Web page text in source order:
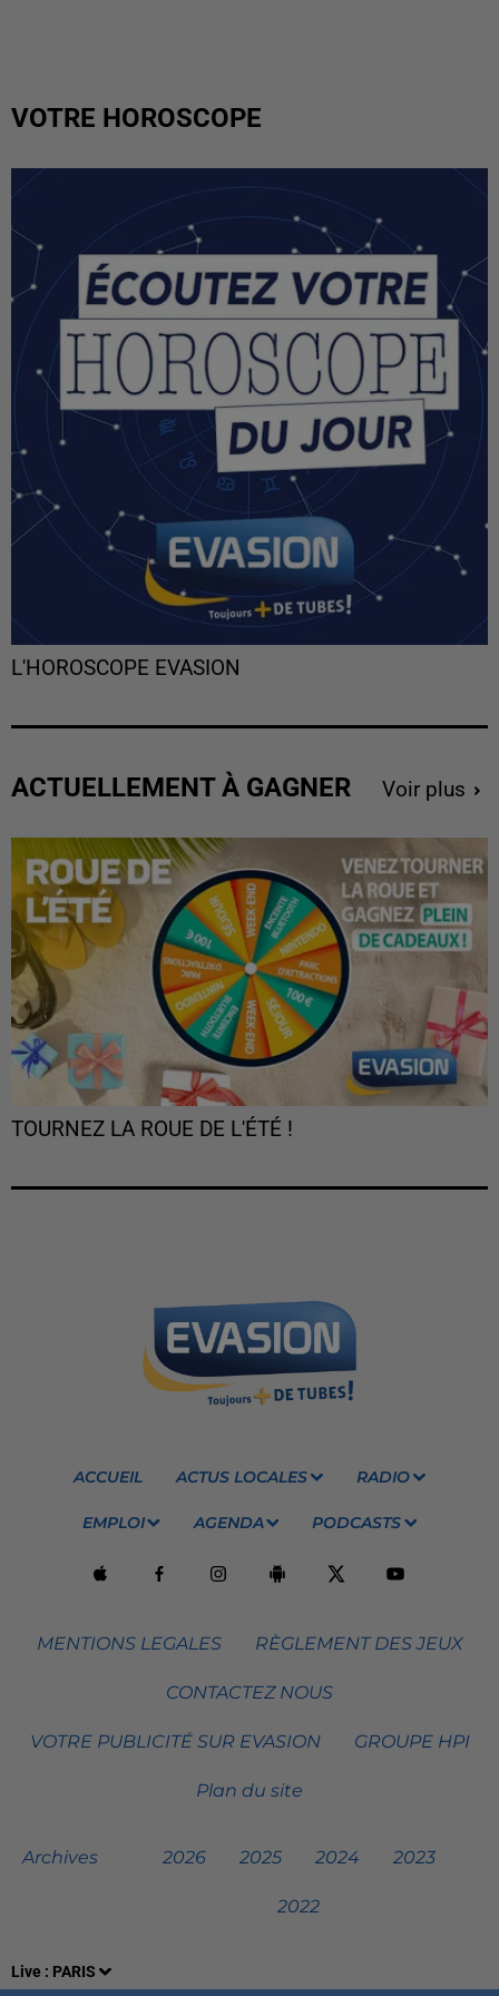
Live : PARIS
VOTRE HOROSCOPE
L'HOROSCOPE EVASION
ACTUELLEMENT À GAGNER Voir plus
TOURNEZ LA ROUE DE L'ÉTÉ !
ACCUEIL ACTUS LOCALES RADIO
EMPLOI AGENDA PODCASTS
MENTIONS LEGALES RÈGLEMENT DES JEUX
CONTACTEZ NOUS
VOTRE PUBLICITÉ SUR EVASION GROUPE HPI
Plan du site
Archives 2026 2025 2024 2023
2022